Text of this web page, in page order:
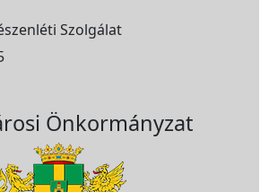
Szolgálat
Önkormányzat